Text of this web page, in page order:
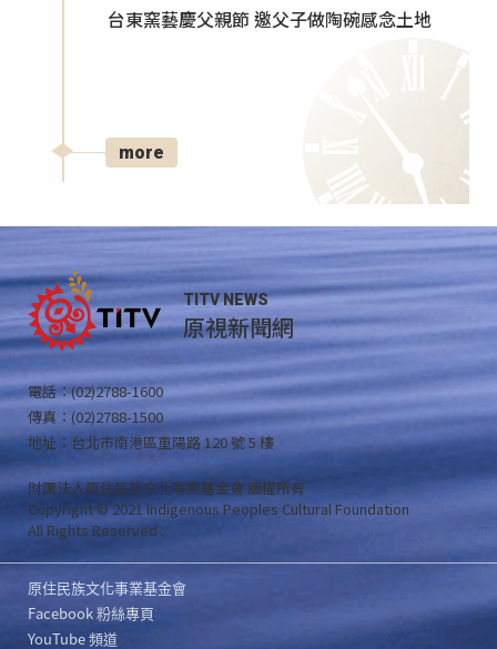
台東窯藝慶父親節 邀父子做陶碗感念土地
more
TITV NEWS
原視新聞網
電話：(02)2788-1600
傳真：(02)2788-1500
地址：台北市南港區重陽路 120 號 5 樓
財團法人原住民族文化事業基金會 版權所有
Copyright © 2021 Indigenous Peoples Cultural Foundation
All Rights Reserved .
原住民族文化事業基金會
Facebook 粉絲專頁
YouTube 頻道